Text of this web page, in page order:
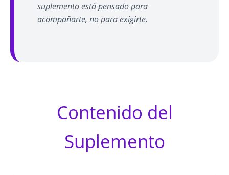
suplemento está pensado para
acompañarte, no para exigirte.
Contenido del
Suplemento